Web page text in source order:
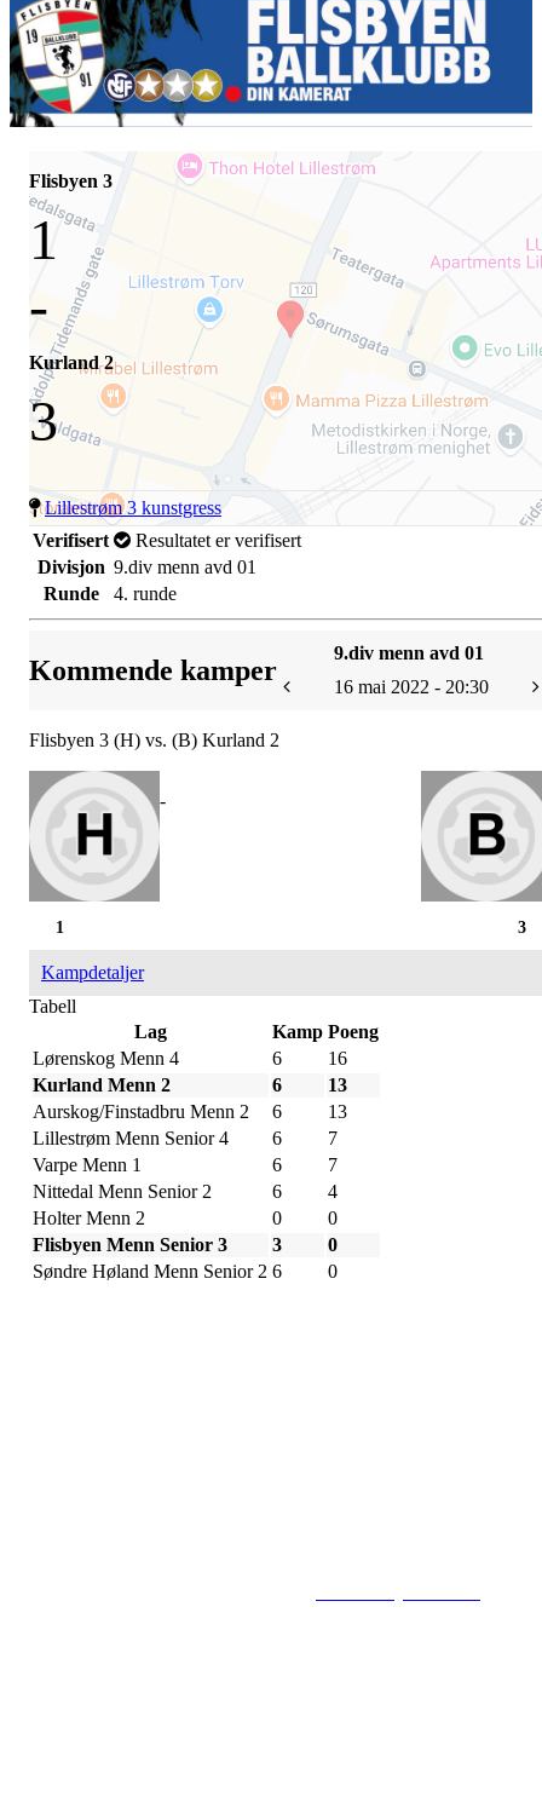
Flisbyen 3
1
-
Kurland 2
3
Lillestrøm 3 kunstgress
Verifisert
Resultatet er verifisert
Divisjon 9.div menn avd 01
Runde
4. runde
Kommende kamper
9.div menn avd 01
16 mai 2022 - 20:30
Flisbyen 3 (H) vs. (B) Kurland 2
-
3
1
Kampdetaljer
Tabell
Lag
Kamp Poeng
Lørenskog Menn 4
6
16
Kurland Menn 2
6
13
Aurskog/Finstadbru Menn 2
6
13
Lillestrøm Menn Senior 4
6
7
Varpe Menn 1
6
7
Nittedal Menn Senior 2
6
4
Holter Menn 2
0
0
Flisbyen Menn Senior 3
3
0
Søndre Høland Menn Senior 2 6 0